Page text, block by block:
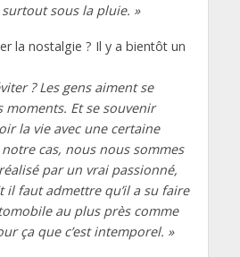
sous la pluie. »
la nostalgie ? Il y a bientôt un
? Les gens aiment se
moments. Et se souvenir
la vie avec une certaine
cas, nous nous sommes
par un vrai passionné,
il faut admettre qu’il a su faire
au plus près comme
ça que c’est intemporel. »